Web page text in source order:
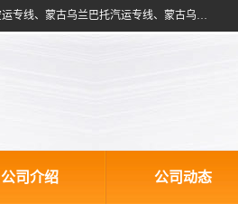
北京跃瑞航星国际货运代理有限公司是一家北京到蒙古乌兰巴托物流专线公司，主营业务：蒙古乌兰巴托空运专线、蒙古乌兰巴托汽运专线、蒙古乌兰巴托散货拼箱、蒙古乌兰巴托双清包税、蒙古乌兰巴托铁路运输等运输服务。以北京为中心服务于全国各地，运输能力及代理网络覆盖蒙古、俄罗斯、中亚五国各主要城市及站点。
公司介绍 公司动态